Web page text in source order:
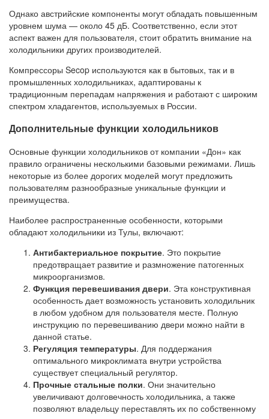
Однако австрийские компоненты могут обладать повышенным
уровнем шума — около 45 дБ. Соответственно, если этот
аспект важен для пользователя, стоит обратить внимание на
холодильники других производителей.
Компрессоры Secop используются как в бытовых, так и в
промышленных холодильниках, адаптированы к
традиционным перепадам напряжения и работают с широким
спектром хладагентов, используемых в России.
Дополнительные функции холодильников
Основные функции холодильников от компании «Дон» как
правило ограничены несколькими базовыми режимами. Лишь
некоторые из более дорогих моделей могут предложить
пользователям разнообразные уникальные функции и
преимущества.
Наиболее распространенные особенности, которыми
обладают холодильники из Тулы, включают:
Антибактериальное покрытие. Это покрытие
предотвращает развитие и размножение патогенных
микроорганизмов.
Функция перевешивания двери. Эта конструктивная
особенность дает возможность установить холодильник
в любом удобном для пользователя месте. Полную
инструкцию по перевешиванию двери можно найти в
данной статье.
Регуляция температуры. Для поддержания
оптимального микроклимата внутри устройства
существует специальный регулятор.
Прочные стальные полки. Они значительно
увеличивают долговечность холодильника, а также
позволяют владельцу переставлять их по собственному